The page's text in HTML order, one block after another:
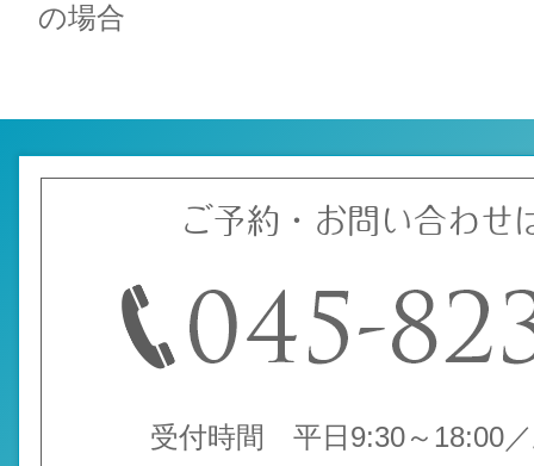
の場合
ご予約・お問い合わせ
受付時間 平日9:30～18:00